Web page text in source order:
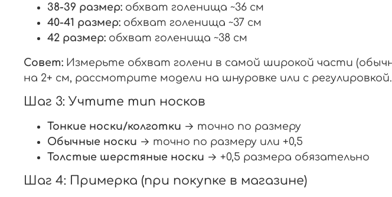
38-39 размер: обхват голенища ~36 см
40-41 размер: обхват голенища ~37 см
42 размер: обхват голенища ~38 см
Совет: Измерьте обхват голени в самой широкой части
на 2+ см, рассмотрите модели на шнуровке или с регулировкой.
Шаг 3: Учтите тип носков
Тонкие носки/колготки → точно по размеру
Обычные носки → точно по размеру или +0,5
Толстые шерстяные носки → +0,5 размера обязательно
Шаг 4: Примерка (при покупке в магазине)